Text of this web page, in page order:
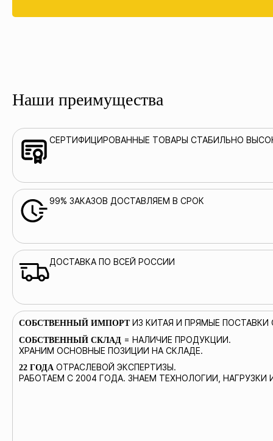
Наши преимущества
СЕРТИФИЦИРОВАННЫЕ ТОВАРЫ СТАБИЛЬНО
99% ЗАКАЗОВ ДОСТАВЛЯЕМ В СРОК
ДОСТАВКА ПО ВСЕЙ РОССИИ
СОБСТВЕННЫЙ ИМПОРТИЗ КИТАЯ И ПРЯМЫЕ
СОБСТВЕННЫЙ СКЛАД = НАЛИЧИЕ ПРОДУКЦИИ.
ХРАНИМ ОСНОВНЫЕ ПОЗИЦИИ НА СКЛАДЕ.
22 ГОДА ОТРАСЛЕВОЙ ЭКСПЕРТИЗЫ.
РАБОТАЕМ С 2004 ГОДА. ЗНАЕМ ТЕХНОЛОГИИ, НАГРУЗКИ